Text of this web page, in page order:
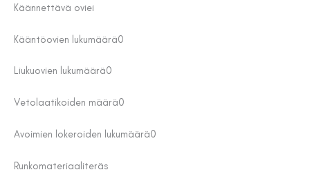
Käännettävä oviei
Kääntöovien lukumäärä0
Liukuovien lukumäärä0
Vetolaatikoiden määrä0
Avoimien lokeroiden lukumäärä0
Runkomateriaaliteräs